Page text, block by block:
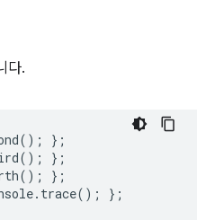
다.
();
};
();
};
();
};
. trace();
};